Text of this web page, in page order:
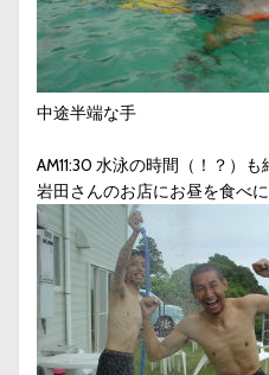
中途半端な手
AM11:30 水泳の時間（！？）
岩田さんのお店にお昼を食べに